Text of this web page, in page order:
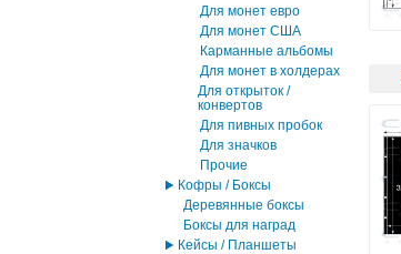
Для монет евро
Для монет США
Карманные альбомы
Для монет в холдерах
Для открыток /
конвертов
Для пивных пробок
Для значков
Прочие
Кофры / Боксы
Деревянные боксы
Боксы для наград
Кейсы / Планшеты